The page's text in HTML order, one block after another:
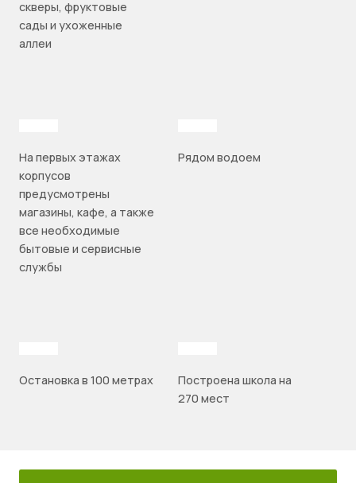
скверы, фруктовые
сады и ухоженные
аллеи
На первых этажах
корпусов
предусмотрены
магазины, кафе, а также
все необходимые
бытовые и сервисные
службы
Рядом водоем
Остановка в 100 метрах
Построена школа на
270 мест